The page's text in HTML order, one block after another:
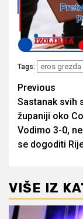
Tags: eros grezda
Post
Previous
Sastanak svih
županiji oko
Vodimo 3-0,
se dogoditi
VIŠE IZ